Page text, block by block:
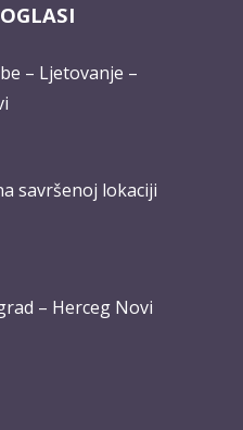
– Ljetovanje –
savršenoj lokaciji
– Herceg Novi